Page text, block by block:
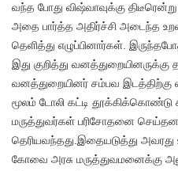
வந்த போது விஷ்வாவுக்கு
அதை பார்த்த அதிர்ச்சி அடைந்த
தெளித்து எழுப்பினார்கள்.
இது குறித்து வனத்துறையினருக்கு
வனத்துறையினர் சம்பவ
மூலம் டோலி கட்டி
மருத்துவர்கள் பரிசோதனை
தெரியவந்தது.இதையடுத்து
கோவை அரசு மருத்துவமனைக்கு